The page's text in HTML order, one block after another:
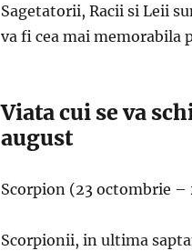
Sagetatorii, Racii si Leii
va fi cea mai memorabila
Viata cui se va
august
Scorpion (23 octombrie –
Scorpionii, in ultima